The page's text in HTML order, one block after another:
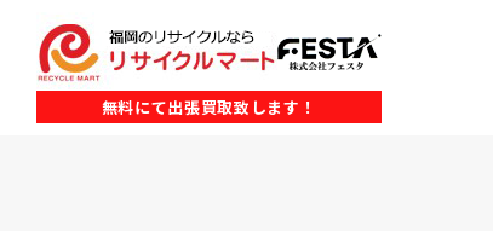
無料にて出張買取致します！